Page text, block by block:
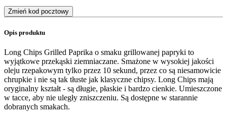
Zmień kod pocztowy
Opis produktu
Long Chips Grilled Paprika o smaku grillowanej papryki to
wyjątkowe przekąski ziemniaczane. Smażone w wysokiej jakości
oleju rzepakowym tylko przez 10 sekund, przez co są niesamowicie
chrupkie i nie są tak tłuste jak klasyczne chipsy. Long Chips mają
oryginalny kształt - są długie, płaskie i bardzo cienkie. Umieszczone
w tacce, aby nie uległy zniszczeniu. Są dostępne w starannie
dobranych smakach.